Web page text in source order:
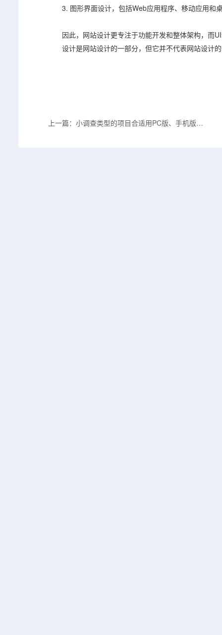
3. 图形界面设计，包括Web应用程序、移动应用和
因此，网站设计更专注于功能开发和整体架构，而
设计是网站设计的一部分，但它并不代表网站设计
上一篇：小调查类型的项目合适用PC版、手机版、